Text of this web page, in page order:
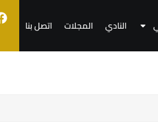
النادي المجلات اتصل بنا